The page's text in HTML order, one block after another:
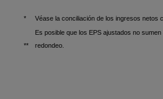
* Véase la conciliación de los ingresos netos
**
Es posible que los EPS ajustados no sumen
redondeo.